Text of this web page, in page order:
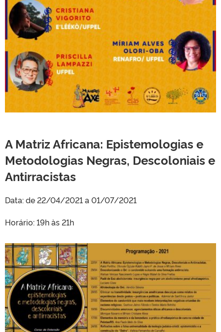
A Matriz Africana: Epistemologias e
Metodologias Negras, Descoloniais e
Antirracistas
Data: de 22/04/2021 a 01/07/2021
Horário: 19h às 21h